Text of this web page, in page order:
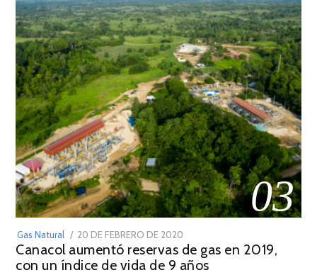
03
Gas Natural
POSTED
ON
20 DE FEBRERO DE 2020
DE
JULIO
Canacol aumentó reservas de gas en 2019,
con un índice de vida de 9 años